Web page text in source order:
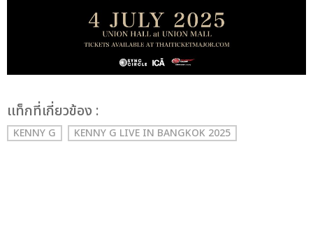
เเท็กที่เกี่ยวข้อง :
KENNY G KENNY G LIVE IN BANGKOK 2025